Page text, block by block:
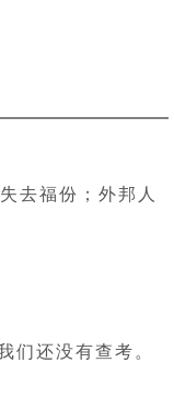
去福份；外邦人
们还没有查考。